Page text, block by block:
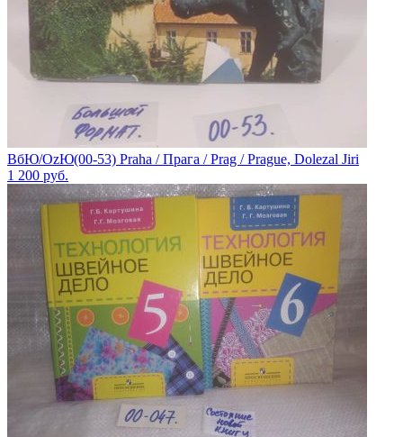
ВбЮ/OzЮ(00-53) Praha / Прага / Prag / Prague, Dolezal Jiri
1 200 руб.